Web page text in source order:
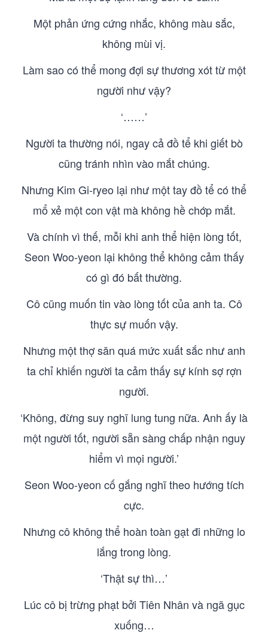
Một phản ứng cứng nhắc, không màu sắc,
không mùi vị.
Làm sao có thể mong đợi sự thương xót từ một
người như vậy?
‘……’
Người ta thường nói, ngay cả đồ tể khi giết bò
cũng tránh nhìn vào mắt chúng.
Nhưng Kim Gi-ryeo lại như một tay đồ tể có thể
mổ xẻ một con vật mà không hề chớp mắt.
Và chính vì thế, mỗi khi anh thể hiện lòng tốt,
Seon Woo-yeon lại không thể không cảm thấy
có gì đó bất thường.
Cô cũng muốn tin vào lòng tốt của anh ta. Cô
thực sự muốn vậy.
Nhưng một thợ săn quá mức xuất sắc như anh
ta chỉ khiến người ta cảm thấy sự kính sợ rợn
người.
‘Không, đừng suy nghĩ lung tung nữa. Anh ấy là
một người tốt, người sẵn sàng chấp nhận nguy
hiểm vì mọi người.’
Seon Woo-yeon cố gắng nghĩ theo hướng tích
cực.
Nhưng cô không thể hoàn toàn gạt đi những lo
lắng trong lòng.
‘Thật sự thì…’
Lúc cô bị trừng phạt bởi Tiên Nhân và ngã gục
xuống…